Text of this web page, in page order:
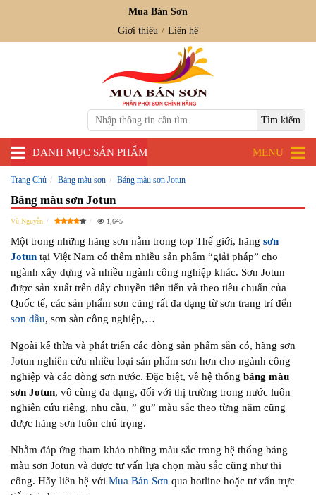
Mua Bán Sơn
Giới thiệu
Liên hệ
DANH MỤC SẢN PHẨM MENU
Trang Chủ Bảng màu sơn Bảng màu sơn Jotun
Bảng màu sơn Jotun
Vũ Nguyễn 1,645
Một trong những hãng sơn nằm trong top Thế giới, hãng sơn
Jotun tại Việt Nam có thêm nhiều sản phẩm “giải pháp” cho
ngành xây dựng và nhiều ngành công nghiệp khác. Sơn Jotun
được sản xuất trên dây chuyền tiên tiến và theo tiêu chuẩn của
Quốc tế, các sản phẩm sơn cũng rất đa dạng từ sơn trang trí đến
sơn dầu, sơn sàn công nghiệp,…
Ngoài kế thừa và phát triển các dòng sản phẩm sẵn có, hãng sơn
Jotun nghiên cứu nhiều loại sản phẩm sơn hơn cho ngành công
nghiệp và các dòng sơn nước. Đặc biệt, về hệ thống bảng màu
sơn Jotun, vô cùng đa dạng, đối với thị trường trong nước luôn
nghiên cứu riêng, nhu cầu, ” gu” màu sắc theo từng năm cũng
được hãng sơn luôn chú trọng.
Nhằm đáp ứng tham khảo những màu sắc trong hệ thống bảng
màu sơn Jotun và được tư vấn lựa chọn màu sắc cũng như thi
công. Hãy liên hệ với Mua Bán Sơn qua hotline hoặc tư vấn trực